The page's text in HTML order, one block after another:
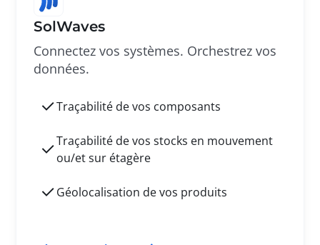
SolWaves
Connectez vos systèmes. Orchestrez vos
données.
Traçabilité de vos composants
Traçabilité de vos stocks en mouvement
ou/et sur étagère
Géolocalisation de vos produits